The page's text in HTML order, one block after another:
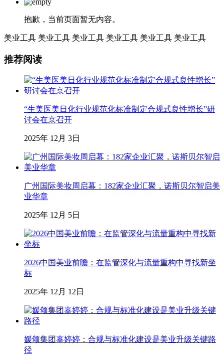
抱歉，当前页面暂无内容。
美业工具 美业工具 美业工具 美业工具 美业工具 美业工具
推荐阅读
“生美医美日化行业规范化标准制定合规式良性增长”研
讨会在京召开
2025年 12月 3日
广州国际美妆周启幕：182家企业汇聚，诺斯贝尔智启美
业华章
2025年 12月 5日
2026中国美业前瞻：在监管深化与流量重构中寻找新坐
标
2025年 12月 12日
媛颂集团辜婷婷：合规与标准化建设是美业升级关键路
径